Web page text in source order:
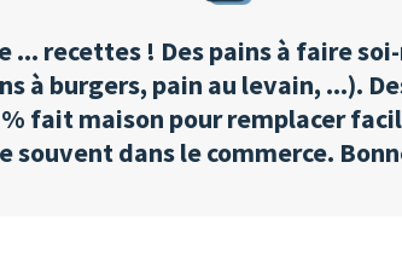
... recettes ! Des pains à faire
à burgers, pain au levain, ...).
fait maison pour remplacer
souvent dans le commerce.